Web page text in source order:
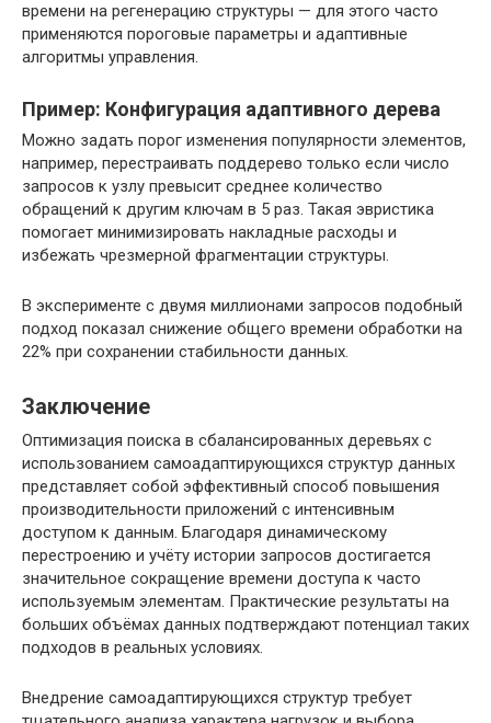
времени на регенерацию структуры — для этого часто
применяются пороговые параметры и адаптивные
алгоритмы управления.
Пример: Конфигурация адаптивного дерева
Можно задать порог изменения популярности элементов,
например, перестраивать поддерево только если число
запросов к узлу превысит среднее количество
обращений к другим ключам в 5 раз. Такая эвристика
помогает минимизировать накладные расходы и
избежать чрезмерной фрагментации структуры.
В эксперименте с двумя миллионами запросов подобный
подход показал снижение общего времени обработки на
22% при сохранении стабильности данных.
Заключение
Оптимизация поиска в сбалансированных деревьях с
использованием самоадаптирующихся структур данных
представляет собой эффективный способ повышения
производительности приложений с интенсивным
доступом к данным. Благодаря динамическому
перестроению и учёту истории запросов достигается
значительное сокращение времени доступа к часто
используемым элементам. Практические результаты на
больших объёмах данных подтверждают потенциал таких
подходов в реальных условиях.
Внедрение самоадаптирующихся структур требует